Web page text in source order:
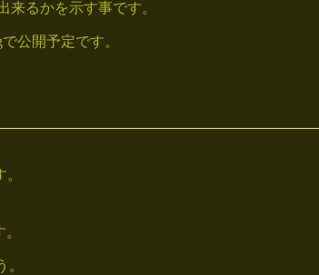
るかを示す事です。
公開予定です。
。